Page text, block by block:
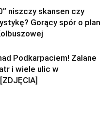
niszczy skansen czy
Gorący spór o plan
Podkarpaciem! Zalane
i wiele ulic w